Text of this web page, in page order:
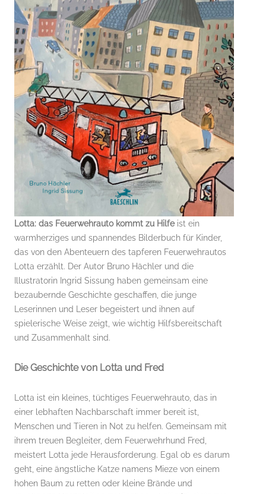
Lotta: das Feuerwehrauto kommt zu Hilfeist ein
warmherziges und spannendes Bilderbuch für Kinder,
das von den Abenteuern des tapferen Feuerwehrautos
Lotta erzählt. Der Autor Bruno Hächler und die
Illustratorin Ingrid Sissung haben gemeinsam eine
bezaubernde Geschichte geschaffen, die junge
Leserinnen und Leser begeistert und ihnen auf
spielerische Weise zeigt, wie wichtig Hilfsbereitschaft
und Zusammenhalt sind.
Die Geschichte von Lotta und Fred
Lotta ist ein kleines, tüchtiges Feuerwehrauto, das in
einer lebhaften Nachbarschaft immer bereit ist,
Menschen und Tieren in Not zu helfen. Gemeinsam mit
ihrem treuen Begleiter, dem Feuerwehrhund Fred,
meistert Lotta jede Herausforderung. Egal ob es darum
geht, eine ängstliche Katze namens Mieze von einem
hohen Baum zu retten oder kleine Brände und